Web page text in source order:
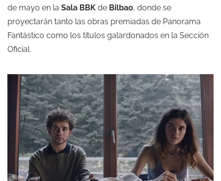
de mayo en la Sala BBK de Bilbao, donde se
proyectarán tanto las obras premiadas de Panorama
Fantástico como los títulos galardonados en la Sección
Oficial.